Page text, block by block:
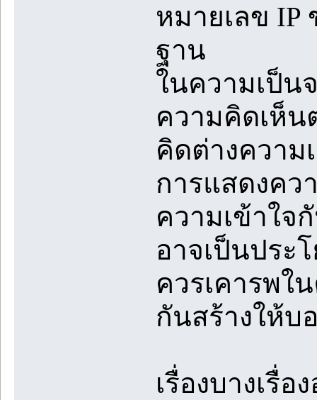
หมายเลข IP
ฐาน
ในความเป็น
ความคิดเห็
คิดต่างความ
การแสดงคว
ความเข้าใจ
อาจเป็นประ
ควรเคารพใ
กันสร้างให้
เรื่องบางเรื่อ